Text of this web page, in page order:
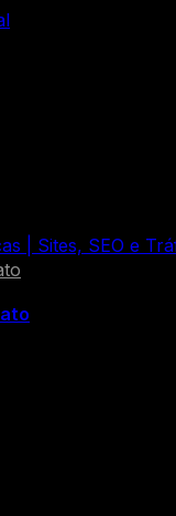
| Sites, SEO e